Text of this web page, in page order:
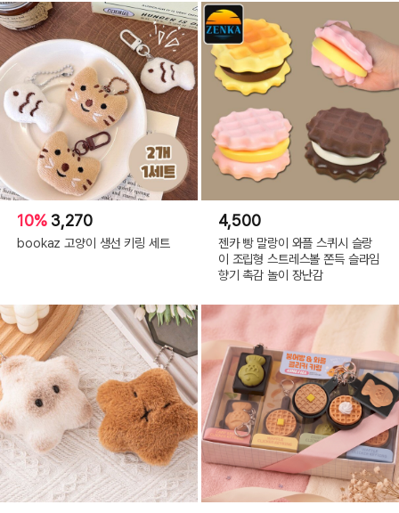
더 많은 소식은 @mellee_factory
인스타그램에서 확인이 가능합니다.
10% 3,270
bookaz 고양이 생선 키링 세트
4,500
젠카 빵 말랑이 와플 스퀴시 슬랑
이 조립형 스트레스볼 쫀득 슬라임
향기 촉감 놀이 장난감